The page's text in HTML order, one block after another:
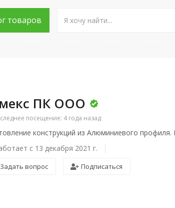
товаров
ПК ООО
посещение: 4 года назад
конструкций из Алюминиевого
с 13 декабря 2021 г.
Задать вопрос Подписаться